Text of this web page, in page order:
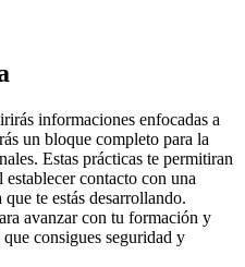
informaciones enfocadas a
un bloque completo para la
Estas prácticas te permitiran
contacto con una
te estás desarrollando.
avanzar con tu formación y
consigues seguridad y